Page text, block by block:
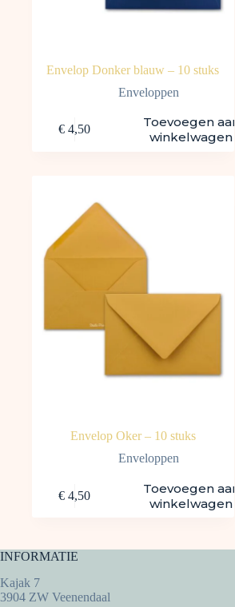
Envelop Donker blauw – 10 stuks
Enveloppen
€ 4,50
Toevoegen aan
winkelwagen
Envelop Oker – 10 stuks
Enveloppen
€ 4,50
Toevoegen aan
winkelwagen
INFORMATIE
Kajak 7
3904 ZW Veenendaal